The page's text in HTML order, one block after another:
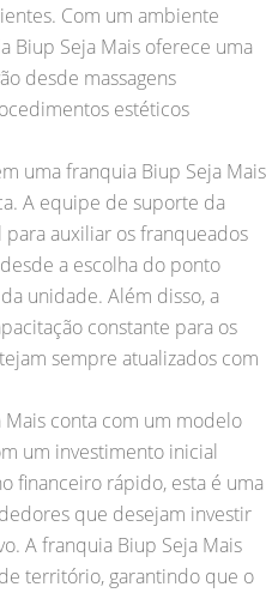
Com um ambiente
Biup Seja Mais oferece uma
desde massagens
estéticos
uma franquia Biup Seja Mais
A equipe de suporte da
auxiliar os franqueados
a escolha do ponto
unidade. Além disso, a
constante para os
sempre atualizados com
conta com um modelo
um investimento inicial
financeiro rápido, esta é uma
que desejam investir
A franquia Biup Seja Mais
território, garantindo que o